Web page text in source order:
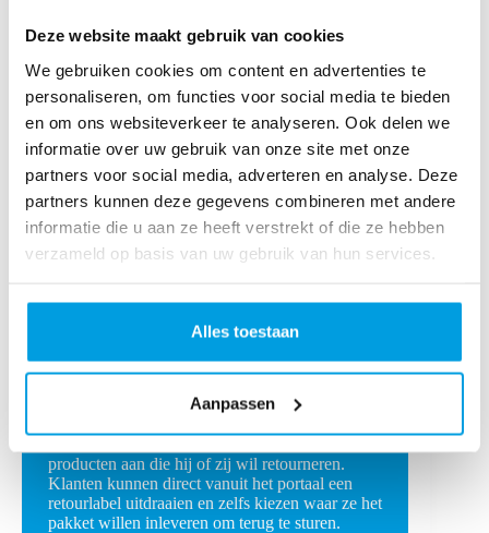
Deze website maakt gebruik van cookies
We gebruiken cookies om content en advertenties te
personaliseren, om functies voor social media te bieden
en om ons websiteverkeer te analyseren. Ook delen we
informatie over uw gebruik van onze site met onze
partners voor social media, adverteren en analyse. Deze
partners kunnen deze gegevens combineren met andere
informatie die u aan ze heeft verstrekt of die ze hebben
verzameld op basis van uw gebruik van hun services.
Alles toestaan
Aanpassen
eenvoudig retourportaal voor de consument, dat je
geheel naar wens kunt aanpassen in de huisstijl van
jouw eigen webshop.
MontaWMS
producten aan die hij of zij wil retourneren.
Klanten kunnen direct vanuit het portaal een
retourlabel uitdraaien en zelfs kiezen waar ze het
pakket willen inleveren om terug te sturen.